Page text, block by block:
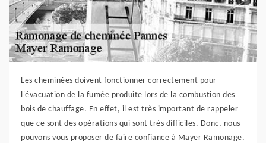
Les cheminées doivent fonctionner correctement pour
l'évacuation de la fumée produite lors de la combustion des
bois de chauffage. En effet, il est très important de rappeler
que ce sont des opérations qui sont très difficiles. Donc, nous
pouvons vous proposer de faire confiance à Mayer Ramonage.